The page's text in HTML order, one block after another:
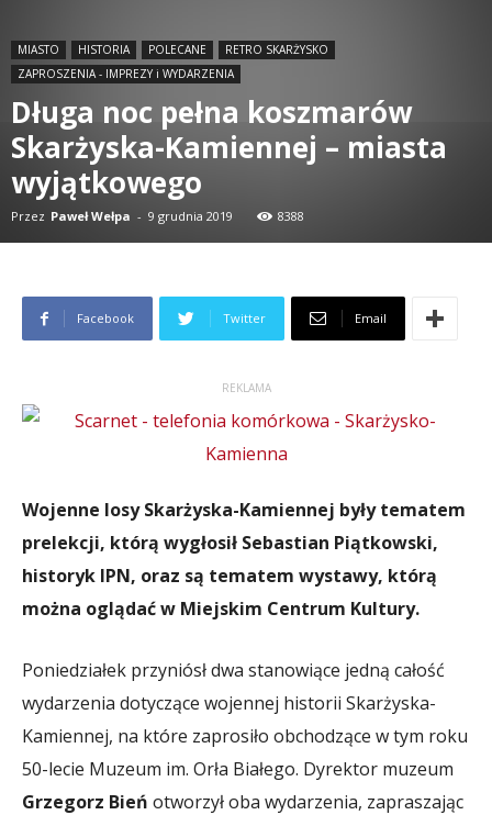
MIASTO HISTORIA POLECANE
RETRO SKARŻYSKO
ZAPROSZENIA - IMPREZY i WYDARZENIA
Długa noc pełna koszmarów
Skarżyska-Kamiennej – miasta
wyjątkowego
Przez Paweł Wełpa - 9 grudnia 2019 8388
Facebook Twitter Email
REKLAMA
Wojenne losy Skarżyska-Kamiennej były tematem
prelekcji, którą wygłosił Sebastian Piątkowski,
historyk IPN, oraz są tematem wystawy, którą
można oglądać w Miejskim Centrum Kultury.
Poniedziałek przyniósł dwa stanowiące jedną całość
wydarzenia dotyczące wojennej historii Skarżyska-
Kamiennej, na które zaprosiło obchodzące w tym roku
50-lecie Muzeum im. Orła Białego. Dyrektor muzeum
Grzegorz Bień otworzył oba wydarzenia, zapraszając